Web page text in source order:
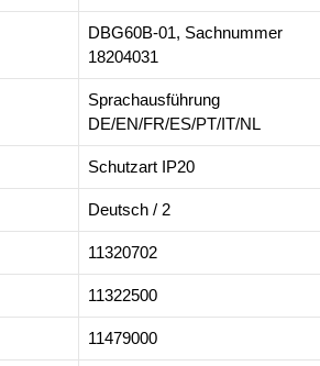
DBG60B-01, Sachnummer
18204031
Sprachausführung
DE/EN/FR/ES/PT/IT/NL
Schutzart IP20
Deutsch / 2
11320702
11322500
11479000